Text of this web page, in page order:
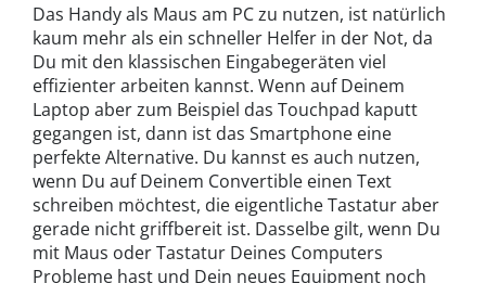
Das Handy als Maus am PC zu nutzen, ist natürlich
kaum mehr als ein schneller Helfer in der Not, da
Du mit den klassischen Eingabegeräten viel
effizienter arbeiten kannst. Wenn auf Deinem
Laptop aber zum Beispiel das Touchpad kaputt
gegangen ist, dann ist das Smartphone eine
perfekte Alternative. Du kannst es auch nutzen,
wenn Du auf Deinem Convertible einen Text
schreiben möchtest, die eigentliche Tastatur aber
gerade nicht griffbereit ist. Dasselbe gilt, wenn Du
mit Maus oder Tastatur Deines Computers
Probleme hast und Dein neues Equipment noch